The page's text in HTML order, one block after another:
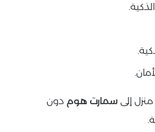
إلى سمارت هوم دون